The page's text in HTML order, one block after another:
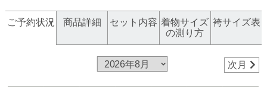
ご予約状況 商品詳細 セット内容 着物サイズ
の測り方
袴サイズ表
次月